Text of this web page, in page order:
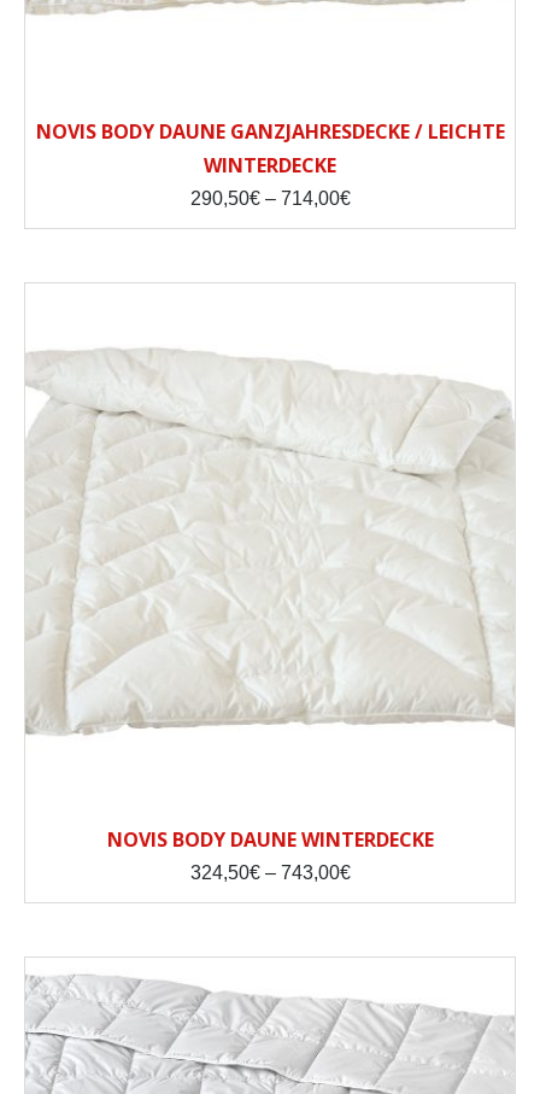
NOVIS BODY DAUNE GANZJAHRESDECKE / LEICHTE
WINTERDECKE
290,50€ – 714,00€Price
714,00€
NOVIS BODY DAUNE WINTERDECKE
324,50€ – 743,00€Price
743,00€